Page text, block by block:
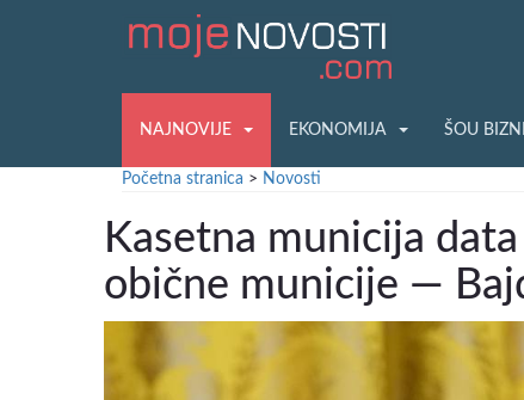
NAJNOVIJE EKONOMIJA ŠOU
Početna stranica > Novosti
Kasetna municija
obične municije —